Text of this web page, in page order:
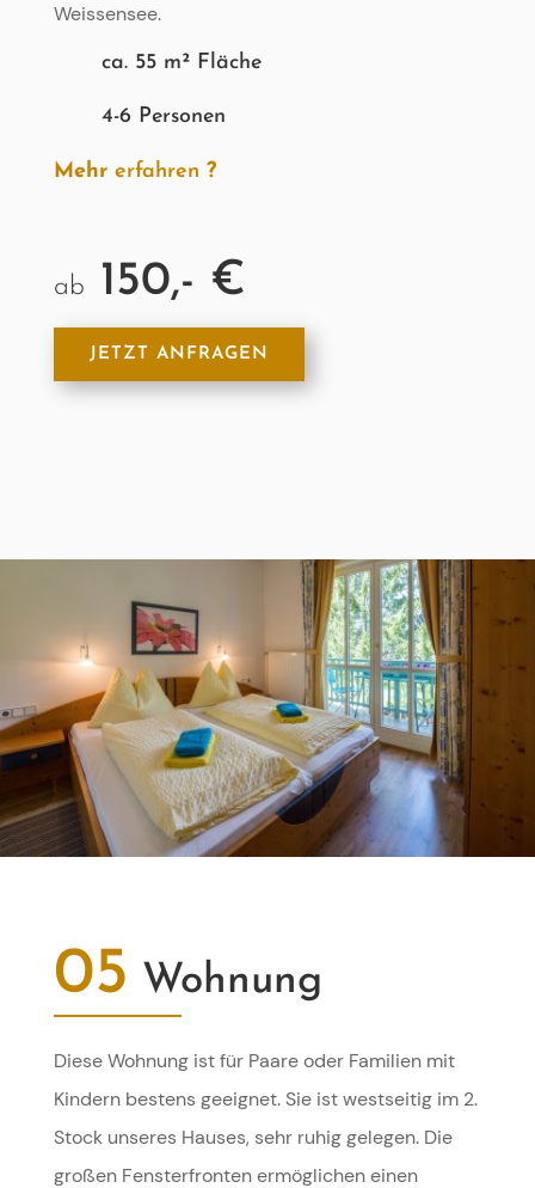
Weissensee.
ca. 55 m² Fläche
4-6 Personen
Mehrerfahren ?
ab 150,- €
JETZT ANFRAGEN
05 Wohnung
Diese Wohnung ist für Paare oder Familien mit
Kindern bestens geeignet. Sie ist westseitig im 2.
Stock unseres Hauses, sehr ruhig gelegen. Die
großen Fensterfronten ermöglichen einen